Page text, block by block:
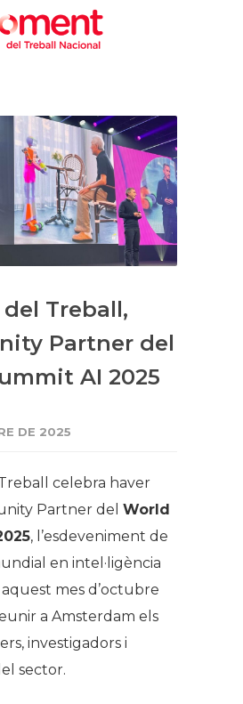
Treball,
Partner del
AI 2025
DE 2025
celebra haver
Partner del World
, l’esdeveniment de
en intel·ligència
mes d’octubre
a Amsterdam els
investigadors i
sector.